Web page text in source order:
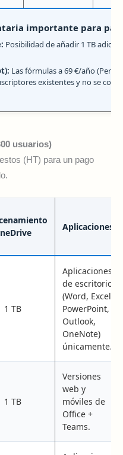
importante para
Posibilidad de añadir 1 TB
Las fórmulas a 69 €/año
existentes y no se
usuarios)
(HT) para un pago
Aplicaciones
1 TB
Aplicaciones
de escritorio
(Word, Excel,
PowerPoint,
Outlook,
OneNote)
únicamente.
1 TB
Versiones
web y
móviles de
Office +
Teams.